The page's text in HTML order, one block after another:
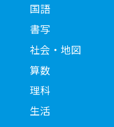
国語
書写
社会・地図
算数
理科
生活